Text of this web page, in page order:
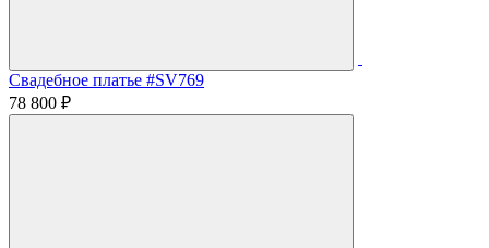
Свадебное платье #SV769
78 800 ₽